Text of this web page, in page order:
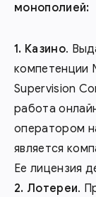
монополией:
Казино.
компетенции
Supervision
работа
оператором
является
Ее лицензия
Лотереи.